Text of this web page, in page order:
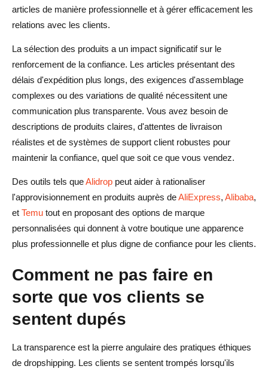
articles de manière professionnelle et à gérer efficacement les
relations avec les clients.
La sélection des produits a un impact significatif sur le
renforcement de la confiance. Les articles présentant des
délais d'expédition plus longs, des exigences d'assemblage
complexes ou des variations de qualité nécessitent une
communication plus transparente. Vous avez besoin de
descriptions de produits claires, d'attentes de livraison
réalistes et de systèmes de support client robustes pour
maintenir la confiance, quel que soit ce que vous vendez.
Des outils tels queAlidrop peut aider à rationaliser
l'approvisionnement en produits auprès deAliExpress, Alibaba,
et Temu tout en proposant des options de marque
personnalisées qui donnent à votre boutique une apparence
plus professionnelle et plus digne de confiance pour les clients.
Comment ne pas faire en
sorte que vos clients se
sentent dupés
La transparence est la pierre angulaire des pratiques éthiques
de dropshipping. Les clients se sentent trompés lorsqu'ils